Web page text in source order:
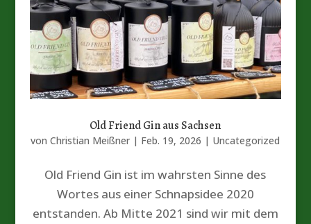
Old Friend Gin aus Sachsen
vonChristian Meißner | Feb. 19, 2026 | Uncategorized
Old Friend Gin ist im wahrsten Sinne des
Wortes aus einer Schnapsidee 2020
entstanden. Ab Mitte 2021 sind wir mit dem